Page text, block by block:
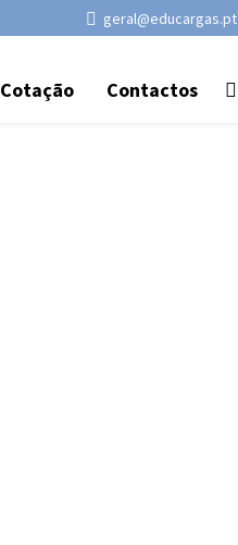
geral@educargas.pt
Cotação Contactos